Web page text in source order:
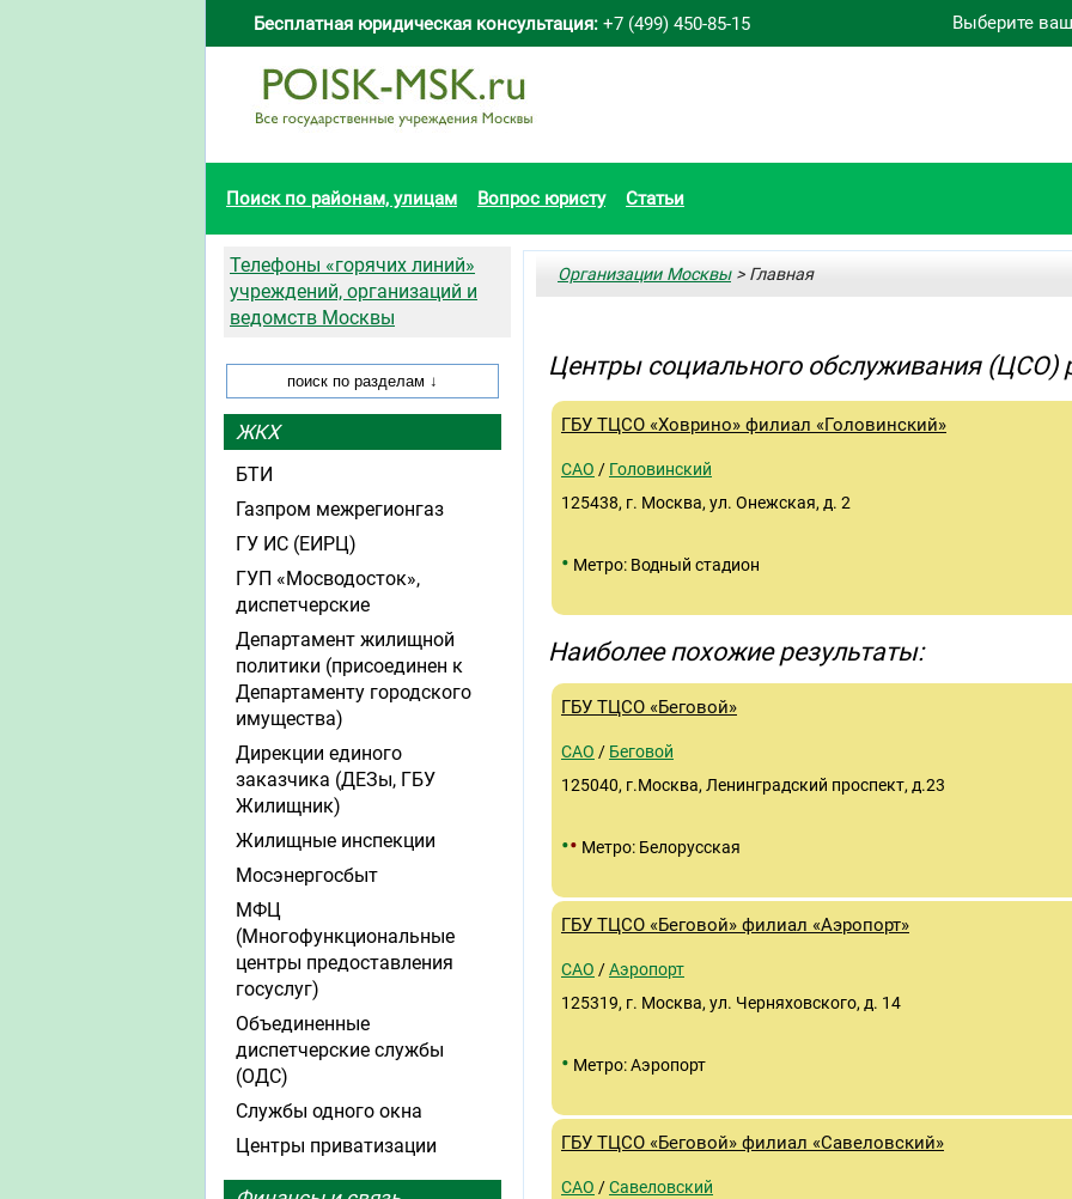
Выберите
Бесплатная юридическая консультация: +7 (499) 450-85-15
Поиск по районам, улицам Вопрос юристу Статьи
Организации Москвы> Главная
Центры социального обслуживания (ЦСО)
ГБУ ТЦСО «Ховрино» филиал «Головинский»
САО / Головинский
125438, г. Москва, ул. Онежская, д. 2
• Метро: Водный стадион
Наиболее похожие результаты:
ГБУ ТЦСО «Беговой»
САО / Беговой
125040, г.Москва, Ленинградский проспект, д.23
•• Метро: Белорусская
ГБУ ТЦСО «Беговой» филиал «Аэропорт»
САО /Аэропорт
125319, г. Москва, ул. Черняховского, д. 14
• Метро: Аэропорт
ГБУ ТЦСО «Беговой» филиал «Савеловский»
САО /Савеловский
Телефоны «горячих линий»
учреждений, организаций и
ведомств Москвы
ЖКХ
БТИ
Газпром межрегионгаз
ГУ ИС (ЕИРЦ)
ГУП «Мосводосток»,
диспетчерские
Департамент жилищной
политики (присоединен к
Департаменту городского
имущества)
Дирекции единого
заказчика (ДЕЗы, ГБУ
Жилищник)
Жилищные инспекции
Мосэнергосбыт
МФЦ
(Многофункциональные
центры предоставления
госуслуг)
Объединенные
диспетчерские службы
(ОДС)
Службы одного окна
Центры приватизации